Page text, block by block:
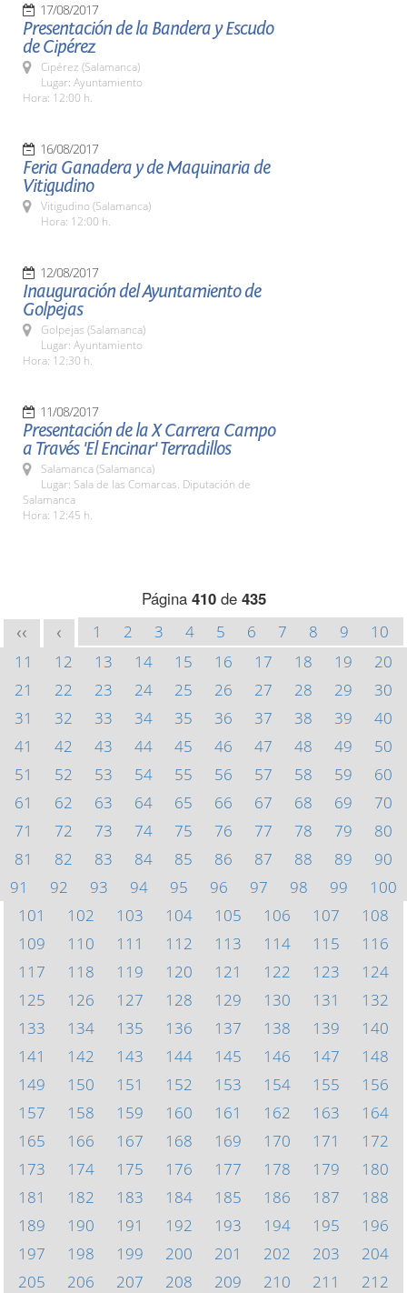
17/08/2017
Presentación de la Bandera y Escudo
de Cipérez
Cipérez (Salamanca)
Lugar: Ayuntamiento
Hora: 12:00 h.
16/08/2017
Feria Ganadera y de Maquinaria de
Vitigudino
Vitigudino (Salamanca)
Hora: 12:00 h.
12/08/2017
Inauguración del Ayuntamiento de
Golpejas
Golpejas (Salamanca)
Lugar: Ayuntamiento
Hora: 12:30 h.
11/08/2017
Presentación de la X Carrera Campo
a Través 'El Encinar' Terradillos
Salamanca (Salamanca)
Lugar: Sala de las Comarcas. Diputación de
Salamanca
Hora: 12:45 h.
Página 410de 435
<< < 1 2 3 4 5 6 7 8 9
10
11
12 13 14 15 16 17 18 19
20
21
22 23 24 25 26 27 28 29
30
31
32 33 34 35 36 37 38 39
40
41
42 43 44 45 46 47 48 49
50
51
52 53 54 55 56 57 58 59
60
61
62 63 64 65 66 67 68 69
70
71
72 73 74 75 76 77 78 79
80
81
82 83 84 85 86 87 88 89
90
91
92 93 94 95 96 97 98 99
100
101
102 103 104 105 106 107
108
109
110 111 112 113 114 115
116
117
118 119 120 121 122 123
124
125
126 127 128 129 130 131
132
133
134 135 136 137 138 139
140
141
142 143 144 145 146 147
148
149
150 151 152 153 154 155
156
157
158 159 160 161 162 163
164
165
166 167 168 169 170 171
172
173
174 175 176 177 178 179
180
181
182 183 184 185 186 187
188
189
190 191 192 193 194 195
196
197
198 199 200 201 202 203
204
205
206 207 208 209 210 211
212